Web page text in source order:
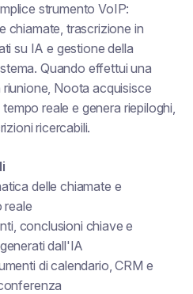
strumento VoIP:
chiamate, trascrizione in
su IA e gestione della
Quando effettui una
Noota acquisisce
reale e genera riepiloghi,
ricercabili.
delle chiamate e
reale
conclusioni chiave e
dall'IA
di calendario, CRM e